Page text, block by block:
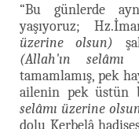
“Bu günlerde
yaşıyoruz;
üzerine olsun)
(Allah'ın selâmı
tamamlamış, pek
ailenin pek üstün
selâmı üzerine
dolu Kerbelâ